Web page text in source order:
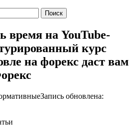
время на YouTube-
курс
на форекс даст вам
Запись обновлена: